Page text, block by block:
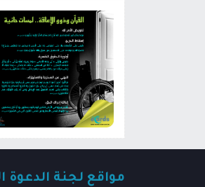
مواقع لجنة الدعوة